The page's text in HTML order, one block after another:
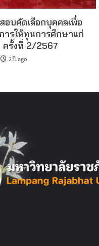
อบคัดเลือกบุคคลเพื่อ
ารให้ทุนการศึกษาแก่
ครั้งที่ 2/2567
2 ปี ago